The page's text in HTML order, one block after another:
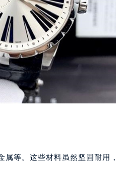
楼1座11层1104室（需提前预
16层1603室（需提前预约）
办公楼C座22层08室（需提前
38层09室（需提前预约）
室（需提前预约）
B座12楼03室（需提前预约）
字楼A座7楼709室（需提前预
等。这些材料虽然坚固耐用